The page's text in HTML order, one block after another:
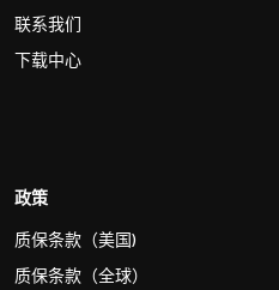
联系我们
下载中心
政策
质保条款（美国)
质保条款（全球）